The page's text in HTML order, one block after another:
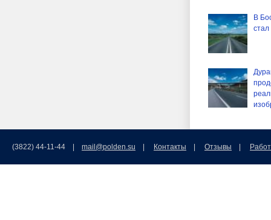
В
(3822) 44-11-44 | mail@polden.su Контакты Отзывы